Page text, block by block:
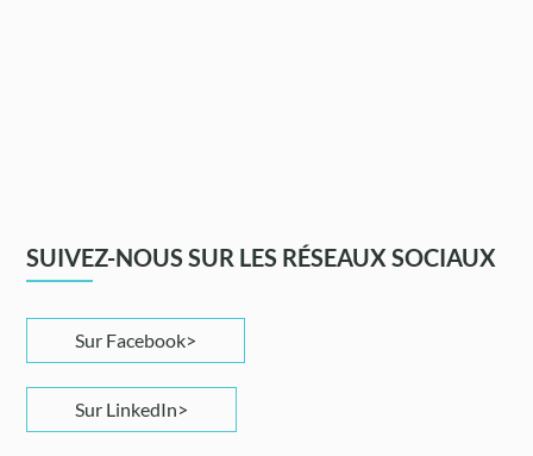
SUIVEZ-NOUS SUR LES RÉSEAUX SOCIAUX
Sur Facebook
Sur LinkedIn